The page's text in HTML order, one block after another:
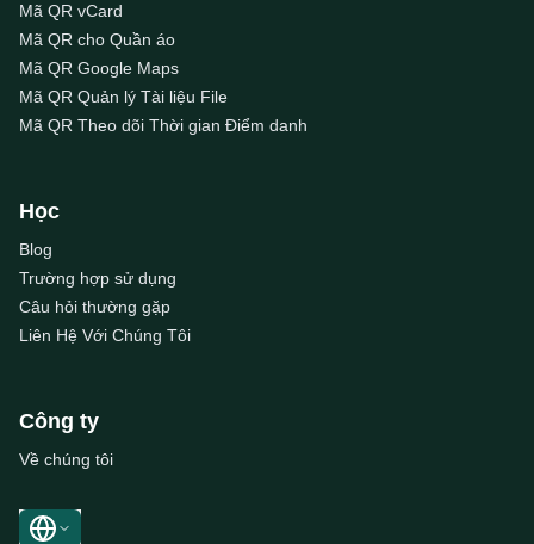
Mã QR vCard
Mã QR cho Quần áo
Mã QR Google Maps
Mã QR Quản lý Tài liệu File
Mã QR Theo dõi Thời gian Điểm danh
Học
Blog
Trường hợp sử dụng
Câu hỏi thường gặp
Liên Hệ Với Chúng Tôi
Công ty
Về chúng tôi